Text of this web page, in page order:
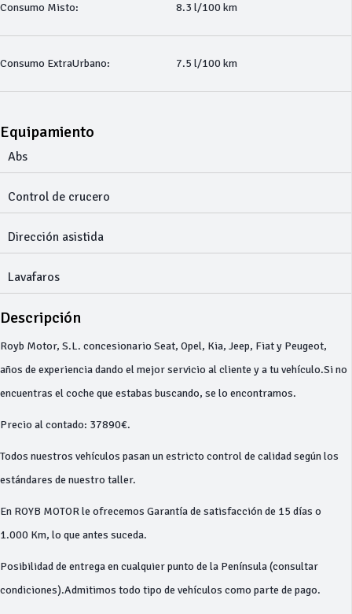
Consumo Misto: 8.3 l/100 km
Consumo ExtraUrbano: 7.5 l/100 km
Equipamiento
Abs
Control de crucero
Dirección asistida
Lavafaros
Descripción
Royb Motor, S.L. concesionario Seat, Opel, Kia, Jeep, Fiat y Peugeot,
años de experiencia dando el mejor servicio al cliente y a tu vehículo.Si no
encuentras el coche que estabas buscando, se lo encontramos.
Precio al contado: 37890€.
Todos nuestros vehículos pasan un estricto control de calidad según los
estándares de nuestro taller.
En ROYB MOTOR le ofrecemos Garantía de satisfacción de 15 días o
1.000 Km, lo que antes suceda.
Posibilidad de entrega en cualquier punto de la Península (consultar
condiciones).Admitimos todo tipo de vehículos como parte de pago.